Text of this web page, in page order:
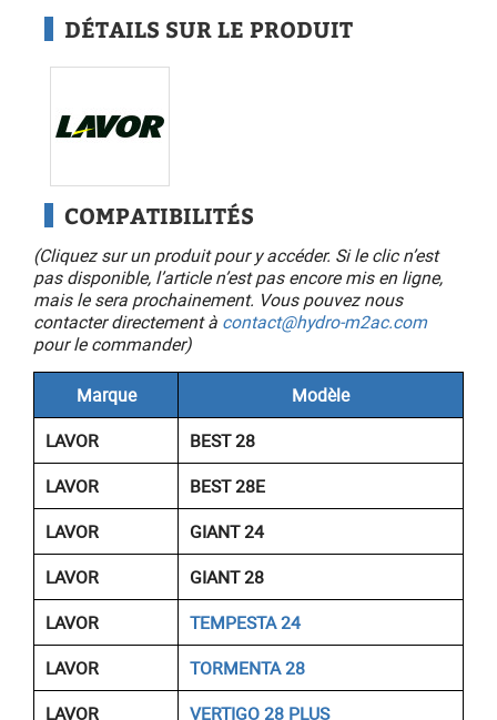
DÉTAILS SUR LE PRODUIT
COMPATIBILITÉS
(Cliquez sur un produit pour y accéder. Si le clic n’est
pas disponible, l’article n’est pas encore mis en ligne,
mais le sera prochainement. Vous pouvez nous
contacter directement à contact@hydro-m2ac.com
pour le commander)
Marque
Modèle
LAVOR
BEST 28
LAVOR
BEST 28E
LAVOR
GIANT 24
LAVOR
GIANT 28
LAVOR
TEMPESTA 24
LAVOR
TORMENTA 28
LAVOR
VERTIGO 28 PLUS